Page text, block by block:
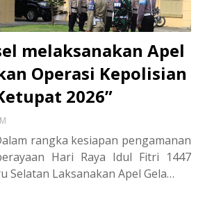
melaksanakan Apel
Operasi Kepolisian
2026”
rangka kesiapan pengamanan
Hari Raya Idul Fitri 1447
Selatan Laksanakan Apel Gela…